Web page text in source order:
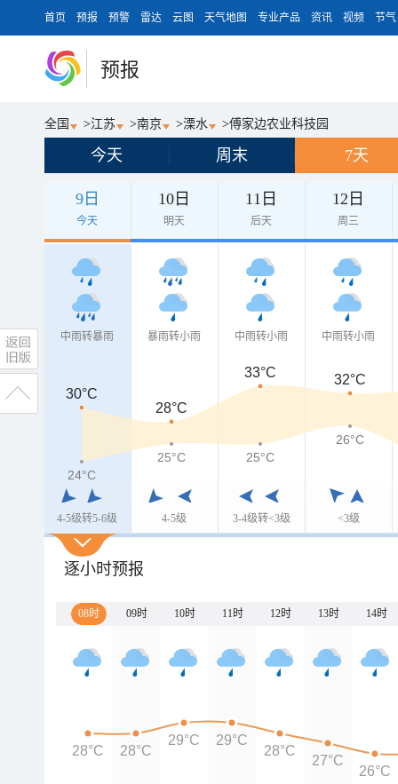
首页 预报 预警 雷达 云图 天气地图 专业产品 资讯 视频 节气
预报
全国 >江苏 >南京 >溧水 >傅家边农业科技园
今天 周末 7天
9日
今天
10日
明天
11日
后天
12日
周三
中雨转暴雨
4-5级转5-6级
暴雨转小雨
4-5级
中雨转小雨
3-4级转<3级
中雨转小雨
<3级
30°C
28°C
33°C 32°C
24°C
25°C 25°C
26°C
逐小时预报
08时 09时 10时 11时 12时 13时 14时
28°C 28°C
29°C 29°C
28°C
27°C
26°C